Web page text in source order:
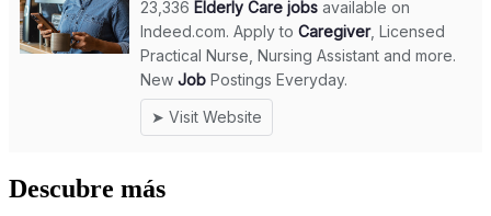
Descubre más